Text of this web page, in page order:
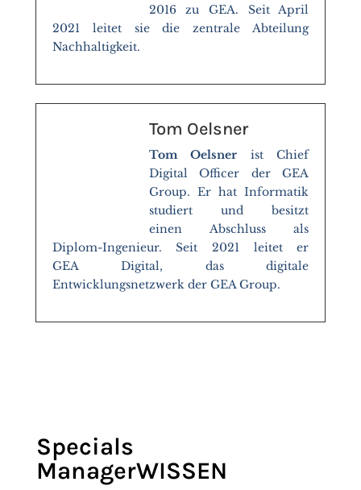
2016 zu GEA. Seit April
2021 leitet sie die zentrale Abteilung
Nachhaltigkeit.
Tom Oelsner
Tom Oelsner ist Chief
Digital Officer der GEA
Group. Er hat Informatik
studiert und besitzt
einen Abschluss als
Diplom-Ingenieur. Seit 2021 leitet er
GEA Digital, das digitale
Entwicklungsnetzwerk der GEA Group.
Specials
ManagerWISSEN